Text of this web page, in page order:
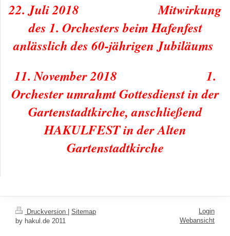
22. Juli 2018 Mitwirkung
des 1. Orchesters beim Hafenfest
anlässlich des 60-jährigen Jubiläums
11. November 2018 1.
Orchester umrahmt Gottesdienst in der
Gartenstadtkirche, anschließend
HAKULFEST in der Alten
Gartenstadtkirche
Druckversion
Sitemap
by hakul.de 2011
Login
Webansicht